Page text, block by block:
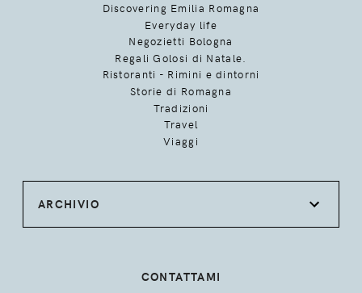
Discovering Emilia Romagna
Everyday life
Negozietti Bologna
Regali Golosi di Natale.
Ristoranti - Rimini e dintorni
Storie di Romagna
Tradizioni
Travel
Viaggi
ARCHIVIO
CONTATTAMI